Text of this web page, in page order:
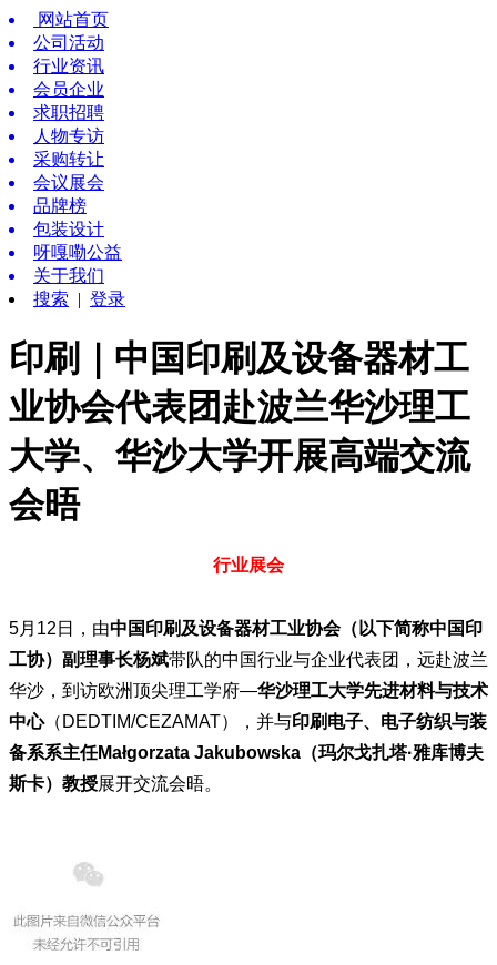
网站首页
公司活动
行业资讯
会员企业
求职招聘
人物专访
采购转让
会议展会
品牌榜
包装设计
呀嘎嘞公益
关于我们
搜索 | 登录
印刷｜中国印刷及设备器材工
业协会代表团赴波兰华沙理工
大学、华沙大学开展高端交流
会晤
行业展会
5月12日，由中国印刷及设备器材工业协会（以下简称中国印
工协）副理事长杨斌带队的中国行业与企业代表团，远赴波兰
华沙，到访欧洲顶尖理工学府—华沙理工大学先进材料与技术
中心（DEDTIM/CEZAMAT），并与印刷电子、电子纺织与装
备系系主任Małgorzata Jakubowska（玛尔戈扎塔·雅库博夫
斯卡）教授展开交流会晤。